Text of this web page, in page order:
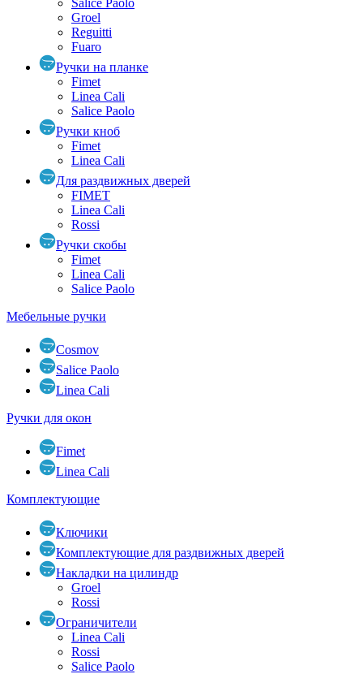
Groel
Reguitti
Fuaro
Ручки на планке
Fimet
Linea Cali
Salice Paolo
Ручки кноб
Fimet
Linea Cali
Для раздвижных дверей
FIMET
Linea Cali
Rossi
Ручки скобы
Fimet
Linea Cali
Salice Paolo
Мебельные ручки
Cosmov
Salice Paolo
Linea Cali
Ручки для окон
Fimet
Linea Cali
Комплектующие
Ключики
Комплектующие для раздвижных дверей
Накладки на цилиндр
Groel
Rossi
Ограничители
Linea Cali
Rossi
Salice Paolo